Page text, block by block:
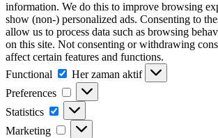
information. We do this to improve browsing
show (non-) personalized ads. Consenting to
allow us to process data such as browsing
on this site. Not consenting or withdrawing
affect certain features and functions.
Functional
Functional
Her zaman aktif
Preferences
Preferences
Statistics Statistics
Marketing Marketing